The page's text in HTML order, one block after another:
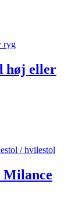
høj eller
Milance